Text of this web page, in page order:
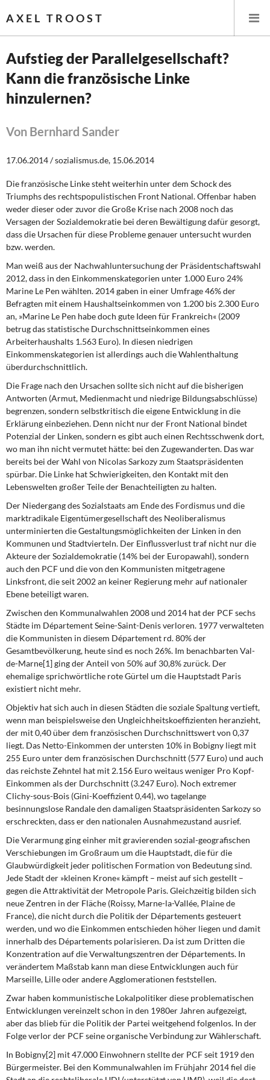
AXEL TROOST
Startseite
Leitlinien linker Wirtschafts- und Finanzpolitik
Wirtschaftspolitik
Steuer- und Finanzpolitik
Öffentliche Infrastruktur und Daseinsvorsorge
Eurokrise und Griechenland
DIE LINKE
Weitere Themen
Memo-Gruppe
Institut Solidarische Moderne
Rosa-Luxemburg-Stiftung
Über mich
Kontakt
Aufstieg der Parallelgesellschaft?
Kann die französische Linke
hinzulernen?
Von Bernhard Sander
17.06.2014 / sozialismus.de, 15.06.2014
Die französische Linke steht weiterhin unter dem Schock des
Triumphs des rechtspopulistischen Front National. Offenbar haben
weder dieser oder zuvor die Große Krise nach 2008 noch das
Versagen der Sozialdemokratie bei deren Bewältigung dafür gesorgt,
dass die Ursachen für diese Probleme genauer untersucht wurden
bzw. werden.
Man weiß aus der Nachwahluntersuchungder Präsidentschaftswahl
2012, dass in den Einkommenskategorien unter 1.000 Euro 24%
Marine Le Pen wählten. 2014 gaben in einer Umfrage 46% der
Befragten mit einem Haushaltseinkommen von 1.200 bis 2.300 Euro
an, »Marine Le Pen habe doch gute Ideen für Frankreich« (2009
betrug das statistische Durchschnittseinkommen eines
Arbeiterhaushalts 1.563 Euro). In diesen niedrigen
Einkommenskategorien ist allerdings auch die Wahlenthaltung
überdurchschnittlich.
Die Frage nach den Ursachen sollte sich nicht auf die bisherigen
Antworten (Armut, Medienmacht und niedrige Bildungsabschlüsse)
begrenzen, sondern selbstkritisch die eigene Entwicklung in die
Erklärung einbeziehen. Denn nicht nur der Front National bindet
Potenzial der Linken, sondern es gibt auch einen Rechtsschwenk dort,
wo man ihn nicht vermutet hätte: bei den Zugewanderten. Das war
bereits bei der Wahl von Nicolas Sarkozy zum Staatspräsidenten
spürbar. Die Linke hat Schwierigkeiten, den Kontakt mit den
Lebenswelten großer Teile der Benachteiligten zu halten.
Der Niedergang des Sozialstaatsam Ende des Fordismus und die
marktradikale Eigentümergesellschaft des Neoliberalismus
unterminierten die Gestaltungsmöglichkeiten der Linken in den
Kommunen und Stadtvierteln. Der Einflussverlust traf nicht nur die
Akteure der Sozialdemokratie (14% bei der Europawahl), sondern
auch den PCF und die von den Kommunisten mitgetragene
Linksfront, die seit 2002 an keiner Regierung mehr auf nationaler
Ebene beteiligt waren.
Zwischen den Kommunalwahlen 2008 und 2014 hat der PCF sechs
Städte im Département Seine-Saint-Denis verloren. 1977 verwalteten
die Kommunisten in diesem Département rd. 80% der
Gesamtbevölkerung, heute sind es noch 26%. Im benachbarten Val-
de-Marne[1] ging der Anteil von 50% auf 30,8% zurück. Der
ehemalige sprichwörtliche rote Gürtel um die Hauptstadt Paris
existiert nicht mehr.
Objektiv hat sich auch in diesen Städten die soziale Spaltung vertieft,
wenn man beispielsweise den Ungleichheitskoeffizienten heranzieht,
der mit 0,40 über dem französischen Durchschnittswert von 0,37
liegt. Das Netto-Einkommen der untersten 10% in Bobigny liegt mit
255 Euro unter dem französischen Durchschnitt (577 Euro) und auch
das reichste Zehntel hat mit 2.156 Euro weitaus weniger Pro Kopf-
Einkommen als der Durchschnitt (3.247 Euro). Noch extremer
Clichy-sous-Bois (Gini-Koeffizient 0,44), wo tagelange
besinnungslose Randale den damaligen Staatspräsidenten Sarkozy so
erschreckten, dass er den nationalen Ausnahmezustand ausrief.
Die Verarmung ging einher mit gravierenden sozial-geografischen
Verschiebungen im Großraum um die Hauptstadt, die für die
Glaubwürdigkeit jeder politischen Formation von Bedeutung sind.
Jede Stadt der »kleinen Krone« kämpft – meist auf sich gestellt –
gegen die Attraktivität der Metropole Paris. Gleichzeitig bilden sich
neue Zentren in der Fläche (Roissy, Marne-la-Vallée, Plaine de
France), die nicht durch die Politik der Départements gesteuert
werden, und wo die Einkommen entschieden höher liegen und damit
innerhalb des Départements polarisieren. Da ist zum Dritten die
Konzentration auf die Verwaltungszentren der Départements. In
verändertem Maßstab kann man diese Entwicklungen auch für
Marseille, Lille oder andere Agglomerationen feststellen.
Zwar haben kommunistische Lokalpolitikerdiese problematischen
Entwicklungen vereinzelt schon in den 1980er Jahren aufgezeigt,
aber das blieb für die Politik der Partei weitgehend folgenlos. In der
Folge verlor der PCF seine organische Verbindung zur Wählerschaft.
In Bobigny[2] mit 47.000 Einwohnern stellte der PCFseit 1919 den
Bürgermeister. Bei den Kommunalwahlen im Frühjahr 2014 fiel die